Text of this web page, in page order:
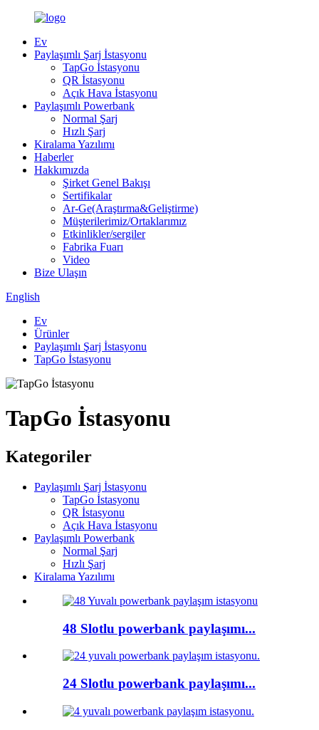
Ev
Paylaşımlı Şarj İstasyonu
TapGo İstasyonu
QR İstasyonu
Açık Hava İstasyonu
Paylaşımlı Powerbank
Normal Şarj
Hızlı Şarj
Kiralama Yazılımı
Haberler
Hakkımızda
Şirket Genel Bakışı
Sertifikalar
Ar-Ge(Araştırma&Geliştirme)
Müşterilerimiz/Ortaklarımız
Etkinlikler/sergiler
Fabrika Fuarı
Video
Bize Ulaşın
English
Ev
Ürünler
Paylaşımlı Şarj İstasyonu
TapGo İstasyonu
TapGo İstasyonu
Kategoriler
Paylaşımlı Şarj İstasyonu
TapGo İstasyonu
QR İstasyonu
Açık Hava İstasyonu
Paylaşımlı Powerbank
Normal Şarj
Hızlı Şarj
Kiralama Yazılımı
48 Slotlu powerbank paylaşımı...
24 Slotlu powerbank paylaşımı...